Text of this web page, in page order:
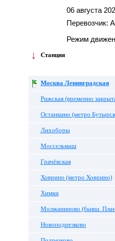
06 августа
Перевозчик:
Режим
Станция
Москва Ленинградская
Рижская (временно
Останкино (метро
Лихоборы
Моссельмаш
Грачёвская
Ховрино (метро Ховрино)
Химки
Молжаниново (бывш.
Новоподрезково